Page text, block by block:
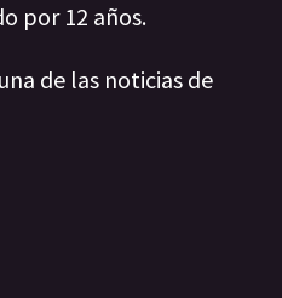
por 12 años.
de las noticias de